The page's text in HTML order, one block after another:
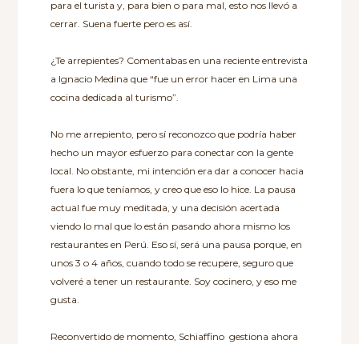
para el turista y, para bien o para mal, esto nos llevó a
cerrar. Suena fuerte pero es así.
¿Te arrepientes? Comentabas en una reciente entrevista
a Ignacio Medina que “fue un error hacer en Lima una
cocina dedicada al turismo”.
No me arrepiento, pero sí reconozco que podría haber
hecho un mayor esfuerzo para conectar con la gente
local. No obstante, mi intención era dar a conocer hacia
fuera lo que teníamos, y creo que eso lo hice. La pausa
actual fue muy meditada, y una decisión acertada
viendo lo mal que lo están pasando ahora mismo los
restaurantes en Perú. Eso sí, será una pausa porque, en
unos 3 o 4 años, cuando todo se recupere, seguro que
volveré a tener un restaurante. Soy cocinero, y eso me
gusta.
Reconvertido de momento, Schiaffino gestiona ahora